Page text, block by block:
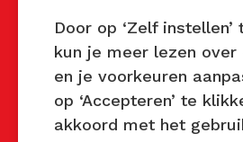
Privacy Beleid
Disclaimer
Contact
Door op ‘Zelf instellen’
kun je meer lezen over
en je voorkeuren
op ‘Accepteren’ te
akkoord met het